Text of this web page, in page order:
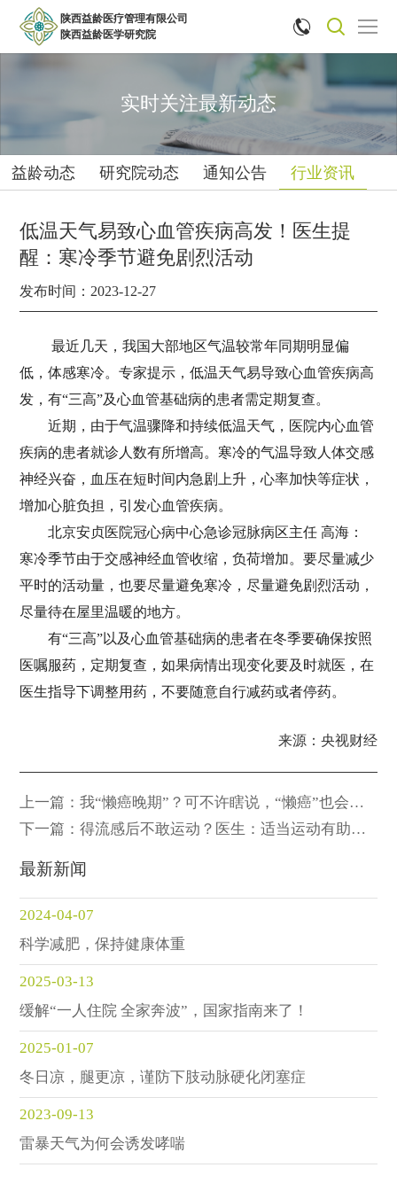
陕西益龄医疗管理有限公司
陕西益龄医学研究院
 
实时关注最新动态
益龄动态 研究院动态 通知公告 行业资讯
低温天气易致心血管疾病高发！医生提
醒：寒冷季节避免剧烈活动
发布时间：2023-12-27
最近几天，我国大部地区气温较常年同期明显偏
低，体感寒冷。专家提示，低温天气易导致心血管疾病高
发，有“三高”及心血管基础病的患者需定期复查。
近期，由于气温骤降和持续低温天气，医院内心血管
疾病的患者就诊人数有所增高。寒冷的气温导致人体交感
神经兴奋，血压在短时间内急剧上升，心率加快等症状，
增加心脏负担，引发心血管疾病。
北京安贞医院冠心病中心急诊冠脉病区主任 高海：
寒冷季节由于交感神经血管收缩，负荷增加。要尽量减少
平时的活动量，也要尽量避免寒冷，尽量避免剧烈活动，
尽量待在屋里温暖的地方。
有“三高”以及心血管基础病的患者在冬季要确保按照
医嘱服药，定期复查，如果病情出现变化要及时就医，在
医生指导下调整用药，不要随意自行减药或者停药。
来源：央视财经
上一篇：我“懒癌晚期”？可不许瞎说，“懒癌”也会伤
人性命
下一篇：得流感后不敢运动？医生：适当运动有助于
最新新闻
2024-04-07
科学减肥，保持健康体重
2025-03-13
缓解“一人住院 全家奔波”，国家指南来了！
2025-01-07
冬日凉，腿更凉，谨防下肢动脉硬化闭塞症
2023-09-13
雷暴天气为何会诱发哮喘